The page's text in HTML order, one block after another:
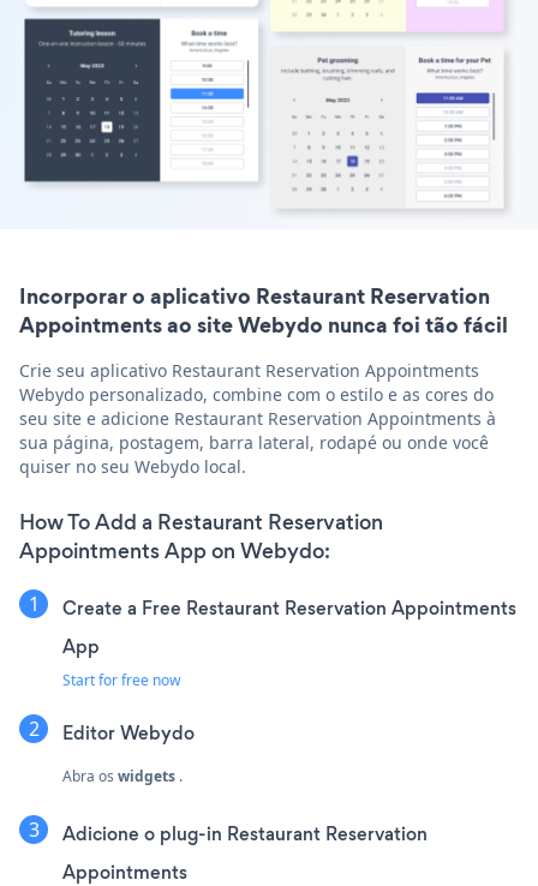
Incorporar o aplicativo Restaurant Reservation
Appointments ao site Webydo nunca foi tão fácil
Crie seu aplicativo Restaurant Reservation Appointments
Webydo personalizado, combine com o estilo e as cores do
seu site e adicione Restaurant Reservation Appointments à
sua página, postagem, barra lateral, rodapé ou onde você
quiser no seu Webydo local.
How To Add a Restaurant Reservation
Appointments App on Webydo:
Create a Free Restaurant Reservation Appointments
App
Start for free now
Editor Webydo
Abra os widgets .
Adicione o plug-in Restaurant Reservation
Appointments